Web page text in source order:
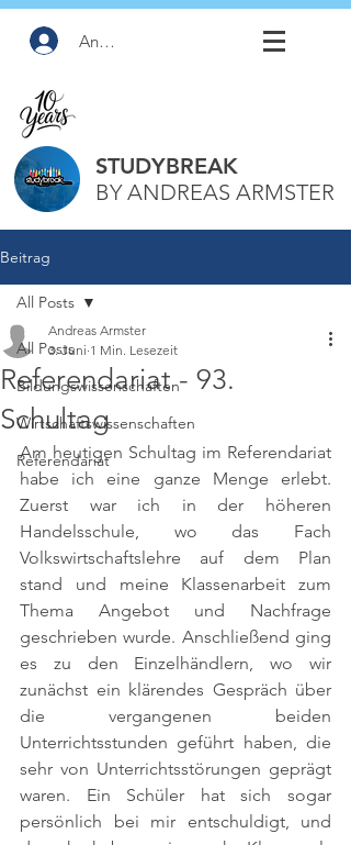
Anmelden
STUDYBREAK
BY ANDREAS ARMSTER
Beitrag
All Posts
Bildungswissenschaften
Wirtschaftswissenschaften
Referendariat
All Posts
Referendariat - 93.
Schultag
Andreas Armster
3. Juni 1 Min. Lesezeit
Am heutigen Schultag im Referendariat
habe ich eine ganze Menge erlebt.
Zuerst war ich in der höheren
Handelsschule, wo das Fach
Volkswirtschaftslehre auf dem Plan
stand und meine Klassenarbeit zum
Thema Angebot und Nachfrage
geschrieben wurde. Anschließend ging
es zu den Einzelhändlern, wo wir
zunächst ein klärendes Gespräch über
die vergangenen beiden
Unterrichtsstunden geführt haben, die
sehr von Unterrichtsstörungen geprägt
waren. Ein Schüler hat sich sogar
persönlich bei mir entschuldigt, und